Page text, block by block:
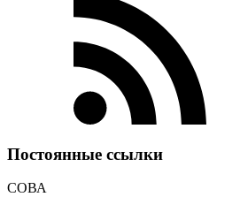
Постоянные ссылки
СОВА